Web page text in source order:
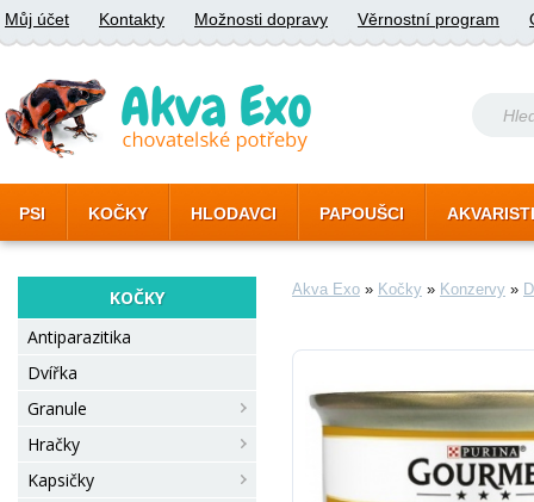
Můj účet Kontakty Možnosti dopravy Věrnostní program
PSI KOČKY HLODAVCI PAPOUŠCI
KOČKY
Antiparazitika
Dvířka
Granule
Hračky
Kapsičky
Akva Exo » Kočky » Konzervy »